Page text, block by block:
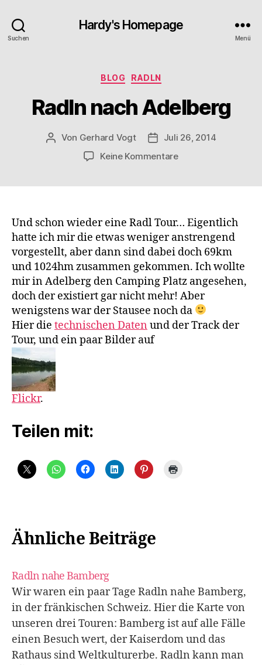
Suchen
Hardy's Homepage
Menü
Kategorien
BLOG RADLN
Radln nach Adelberg
Beitragsautor
Von Gerhard Vogt Veröffentlichungsdatum
Juli 26, 2014
Keine Kommentarezu
Und schon wieder eine Radl Tour… Eigentlich
hatte ich mir die etwas weniger anstrengend
vorgestellt, aber dann sind dabei doch 69km
und 1024hm zusammen gekommen. Ich wollte
mir in Adelberg den Camping Platz angesehen,
doch der existiert gar nicht mehr! Aber
wenigstens war der Stausee noch da
Hier die technischen Daten und der Track der
Tour, und ein paar Bilder auf
Flickr.
Teilen mit:
Ähnliche Beiträge
Radln nahe Bamberg
Wir waren ein paar Tage Radln nahe Bamberg,
in der fränkischen Schweiz. Hier die Karte von
unseren drei Touren: Bamberg ist auf alle Fälle
einen Besuch wert, der Kaiserdom und das
Rathaus sind Weltkulturerbe. Radln kann man